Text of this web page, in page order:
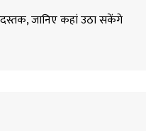
जानिए कहां उठा सकेंगे